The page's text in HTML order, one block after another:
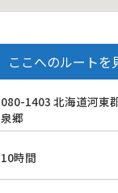
ここへのルートを
080-1403 北海道河東
泉郷
10時間